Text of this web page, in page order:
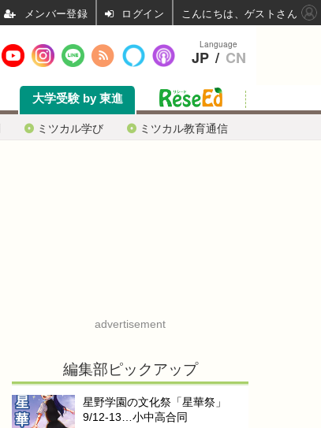
ミツカル学び ミツカル教育通信
大学受験 by 東進
advertisement
編集部ピックアップ
星野学園の文化祭「星華祭」
9/12-13…小中高合同
Language
JP / CN
ログイン こんにちは、ゲストさん